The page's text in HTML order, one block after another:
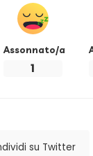
Assonnato/a
1
su Twitter